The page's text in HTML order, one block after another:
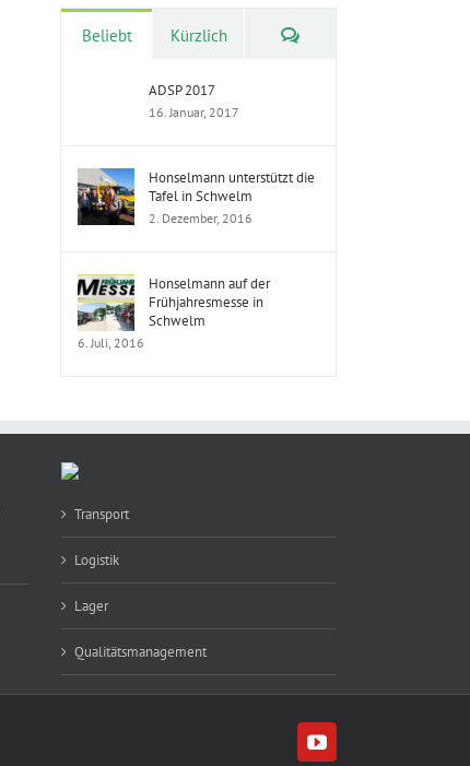
Beliebt Kürzlich Kommentare
ADSP 2017
16. Januar, 2017
Honselmann unterstützt die
Tafel in Schwelm
2. Dezember, 2016
Honselmann auf der
Frühjahresmesse in
Schwelm
6. Juli, 2016
Transport
Logistik
Lager
Qualitätsmanagement
YouTube